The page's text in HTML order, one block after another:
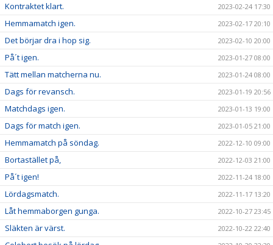
Kontraktet klart. 2023-02-24 17:30
Hemmamatch igen. 2023-02-17 20:10
Det börjar dra i hop sig. 2023-02-10 20:00
På´t igen. 2023-01-27 08:00
Tätt mellan matcherna nu. 2023-01-24 08:00
Dags för revansch. 2023-01-19 20:56
Matchdags igen. 2023-01-13 19:00
Dags för match igen. 2023-01-05 21:00
Hemmamatch på söndag. 2022-12-10 09:00
Bortastället på, 2022-12-03 21:00
På´t igen! 2022-11-24 18:00
Lördagsmatch. 2022-11-17 13:20
Låt hemmaborgen gunga. 2022-10-27 23:45
Släkten är värst. 2022-10-22 22:40